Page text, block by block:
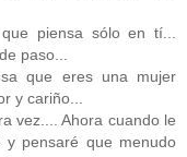
piensa sólo en tí...
paso...
que eres una mujer
y cariño...
vez.... Ahora cuando le
pensaré que menudo